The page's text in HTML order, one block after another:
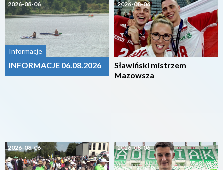
2026-08-06
Informacje
INFORMACJE 06.08.2026
2026-08-06
2026-08-06
Sławiński mistrzem
Mazowsza
2026-08-06